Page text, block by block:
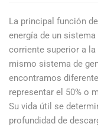
La principal función
energía de un
corriente superior a
mismo sistema de
encontramos
representar el 50% o
Su vida útil se
profundidad de